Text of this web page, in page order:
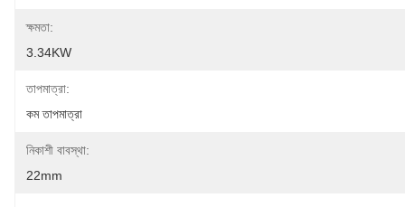
ক্ষমতা:
3.34KW
তাপমাত্রা:
কম তাপমাত্রা
নিকাশী বাবস্থা:
22mm